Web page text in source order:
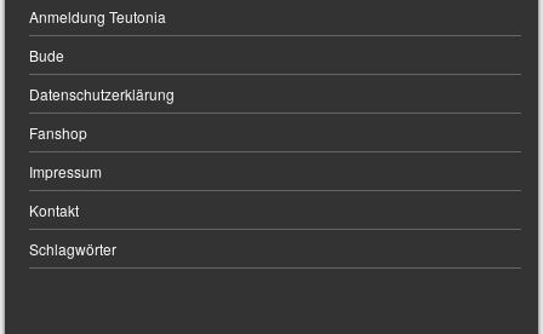
Anmeldung Teutonia
Bude
Datenschutzerklärung
Fanshop
Impressum
Kontakt
Schlagwörter